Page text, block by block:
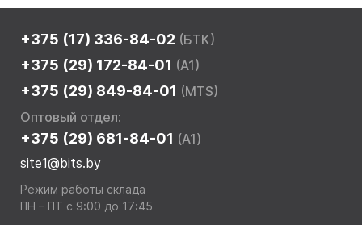
+375 (17) 336-84-02 (БТК)
+375 (29) 172-84-01 (A1)
+375 (29) 849-84-01 (MTS)
Оптовый отдел:
+375 (29) 681-84-01 (A1)
site1@bits.by
Режим работы склада
ПН – ПТ с 9:00 до 17:45